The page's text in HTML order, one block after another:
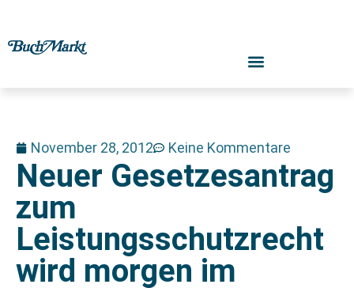
November 28, 2012 Keine Kommentare
Neuer Gesetzesantrag
zum
Leistungsschutzrecht
wird morgen im